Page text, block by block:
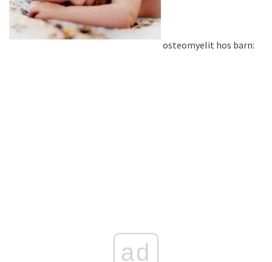
osteomyelit hos barn:
ad